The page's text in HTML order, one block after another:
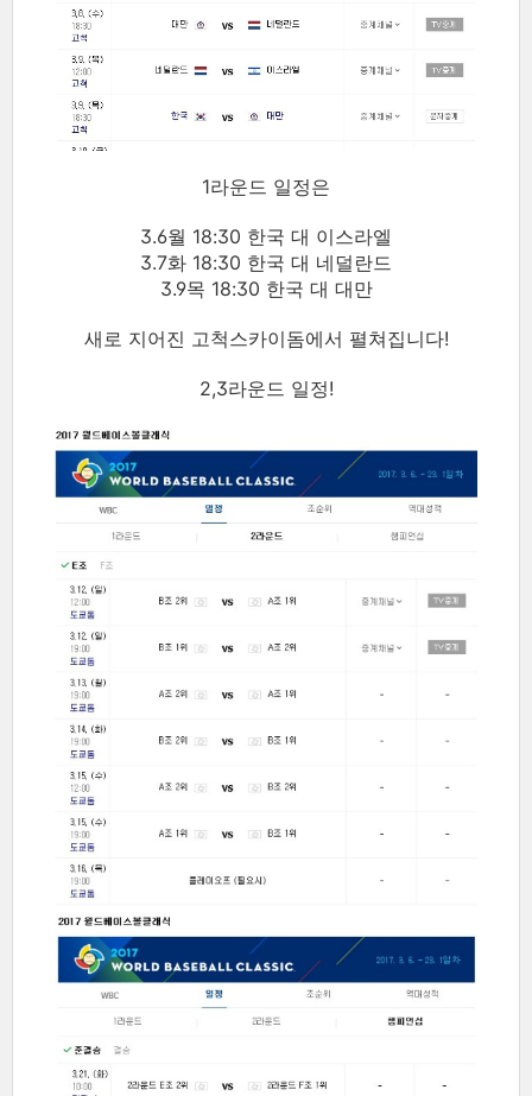
1라운드 일정은
3.6월 18:30 한국 대 이스라엘
3.7화 18:30 한국 대 네덜란드
3.9목 18:30 한국 대 대만
새로 지어진 고척스카이돔에서 펼쳐집니다!
2,3라운드 일정!